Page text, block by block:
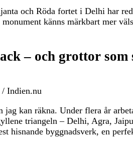
och Röda fortet i Delhi har
känns märkbart mer
– och grottor
Indien.nu
jag kan räkna. Under flera år
triangeln – Delhi, Agra,
hisnande byggnadsverk, en